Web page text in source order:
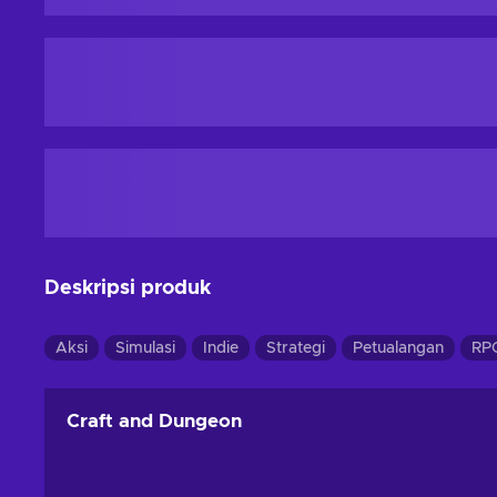
Deskripsi produk
Aksi Simulasi Indie Strategi Petualangan
Craft and Dungeon